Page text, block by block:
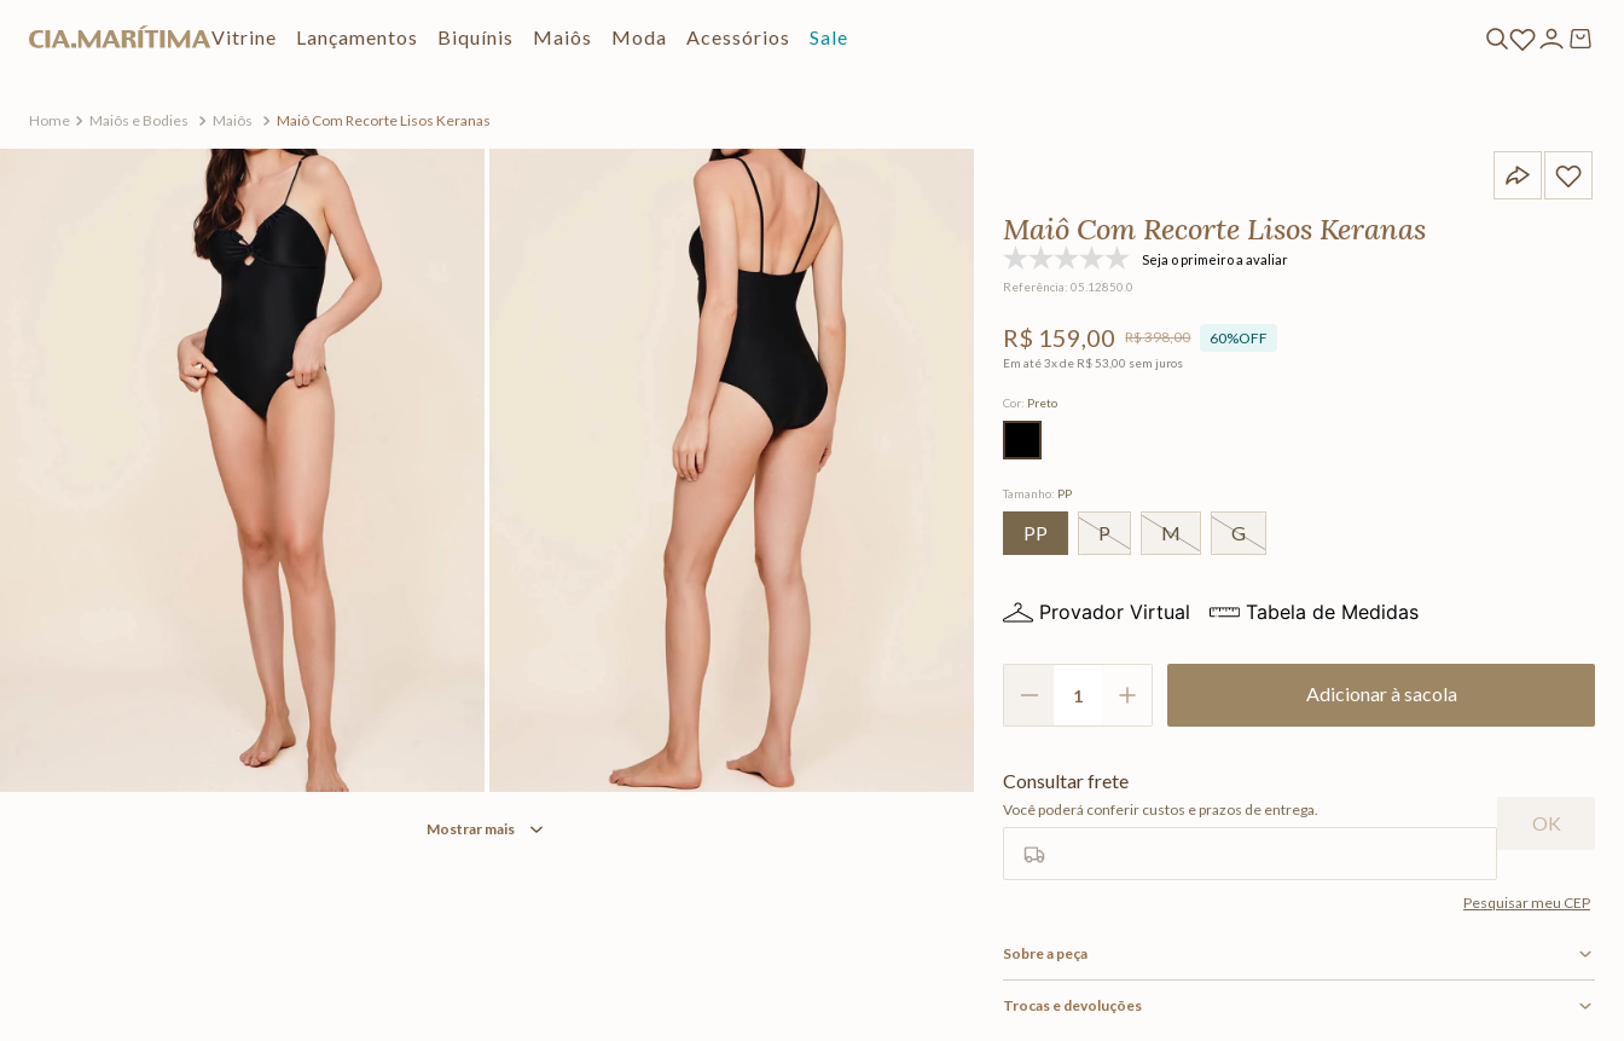
Vitrine Lançamentos Biquínis Maiôs Moda Acessórios Sale
Maiôs e Bodies Maiôs Maiô Com Recorte Lisos Keranas
Mostrar mais
Maiô Com Recorte Lisos Keranas
Seja o primeiro a avaliar
Referência:05.12850.0
R$ 159,00 R$398,00 60%OFF
Em até3x de R$ 53 ,00 sem juros
Cor: Preto
Tamanho: PP
PP P M G
Provador Virtual Tabela de Medidas
Adicionar à sacola
Sobre a peça
Trocas e devoluções